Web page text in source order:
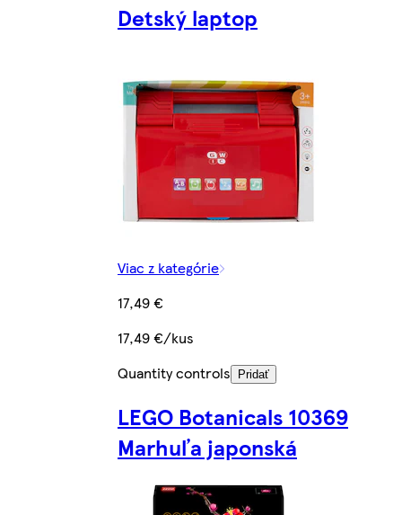
Detský laptop
Viac z kategórie
17,49 €
17,49 €/kus
Quantity controls
Pridať
LEGO Botanicals 10369
Marhuľa japonská